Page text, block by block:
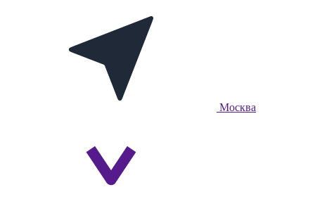
Москва